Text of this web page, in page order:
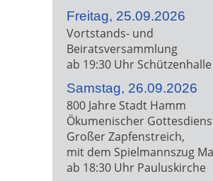
Freitag, 25.09.2026
Vortstands- und
Beiratsversammlung
ab 19:30 Uhr Schützenhalle
Samstag, 26.09.2026
800 Jahre Stadt Hamm
Ökumenischer
Großer Zapfenstreich,
mit dem Spielmannszug
ab 18:30 Uhr Pauluskirche